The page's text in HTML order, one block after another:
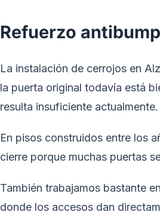
Refuerzo
La instalación de cerrojos en
la puerta original todavía está
resulta insuficiente actualmente.
En pisos construidos entre los
cierre porque muchas puertas
También trabajamos bastante
donde los accesos dan